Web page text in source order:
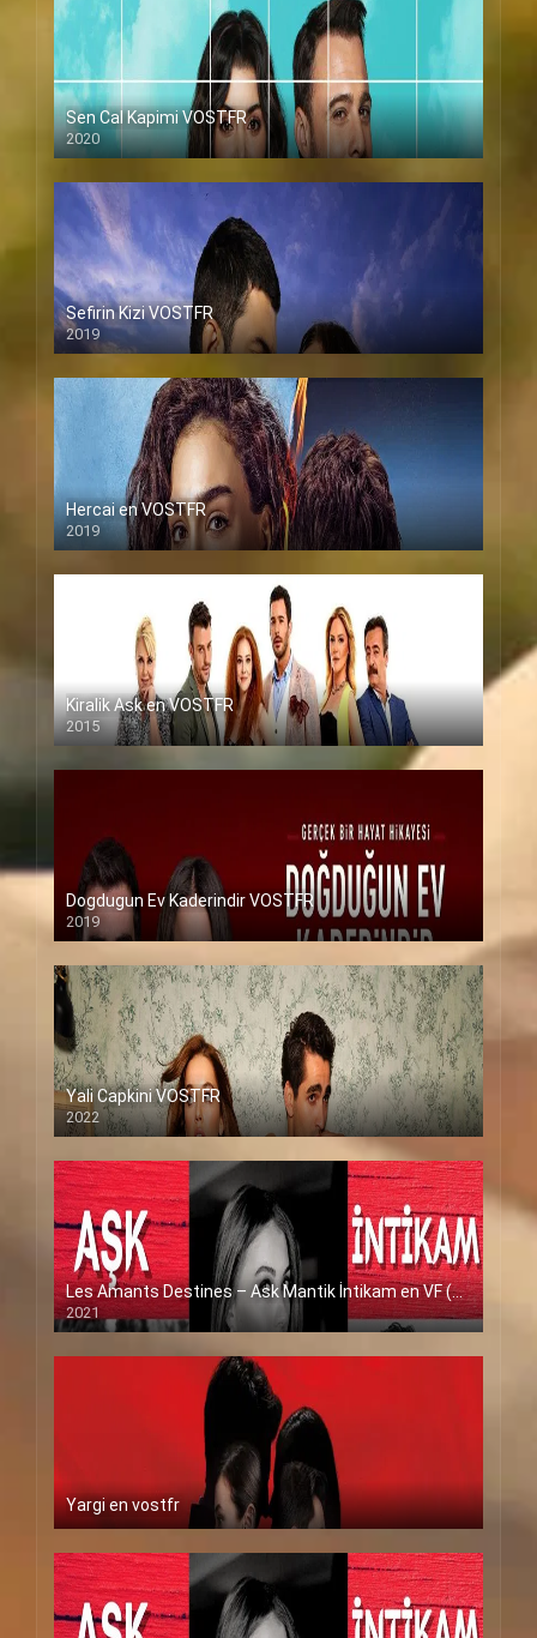
Sen Cal Kapimi VOSTFR
2020
Sefirin Kizi VOSTFR
2019
Hercai en VOSTFR
2019
Kiralik Ask en VOSTFR
2015
Dogdugun Ev Kaderindir VOSTFR
2019
Yali Capkini VOSTFR
2022
Les Amants Destines – Ask Mantik İntikam en VF (Voix Francaise)
2021
Yargi en vostfr